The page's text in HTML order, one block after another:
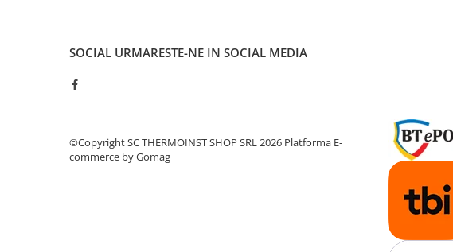
Rezervoare ingropate pentru WC
Rigole de dus
Sisteme de tratare apa
SOCIAL URMARESTE-NE IN SOCIAL MEDIA
©Copyright SC THERMOINST SHOP SRL 2026 Platforma E-
commerce by Gomag